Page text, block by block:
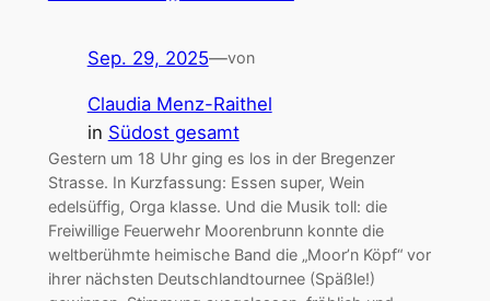
Sep. 29, 2025—von
Claudia Menz-Raithel
in Südost gesamt
Gestern um 18 Uhr ging es los in der Bregenzer
Strasse. In Kurzfassung: Essen super, Wein
edelsüffig, Orga klasse. Und die Musik toll: die
Freiwillige Feuerwehr Moorenbrunn konnte die
weltberühmte heimische Band die „Moor’n Köpf“ vor
ihrer nächsten Deutschlandtournee (Späßle!)